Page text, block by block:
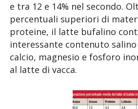
e tra 12 e 14% nel secondo.
percentuali superiori di
proteine, il latte bufalino
interessante contenuto
calcio, magnesio e fosforo
al latte di vacca.